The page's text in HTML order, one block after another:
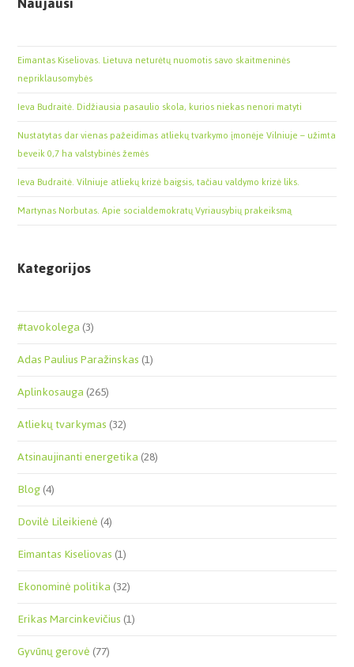
Eimantas Kiseliovas. Lietuva neturėtų nuomotis savo skaitmeninės
nepriklausomybės
Ieva Budraitė. Didžiausia pasaulio skola, kurios niekas nenori matyti
Nustatytas dar vienas pažeidimas atliekų tvarkymo įmonėje Vilniuje – užimta
beveik 0,7 ha valstybinės žemės
Ieva Budraitė. Vilniuje atliekų krizė baigsis, tačiau valdymo krizė liks.
Martynas Norbutas. Apie socialdemokratų Vyriausybių prakeiksmą
Kategorijos
#tavokolega(3)
Adas Paulius Paražinskas(1)
Aplinkosauga(265)
Atliekų tvarkymas(32)
Atsinaujinanti energetika(28)
Blog(4)
Dovilė Lileikienė(4)
Eimantas Kiseliovas(1)
Ekonominė politika(32)
Erikas Marcinkevičius(1)
Gyvūnų gerovė(77)